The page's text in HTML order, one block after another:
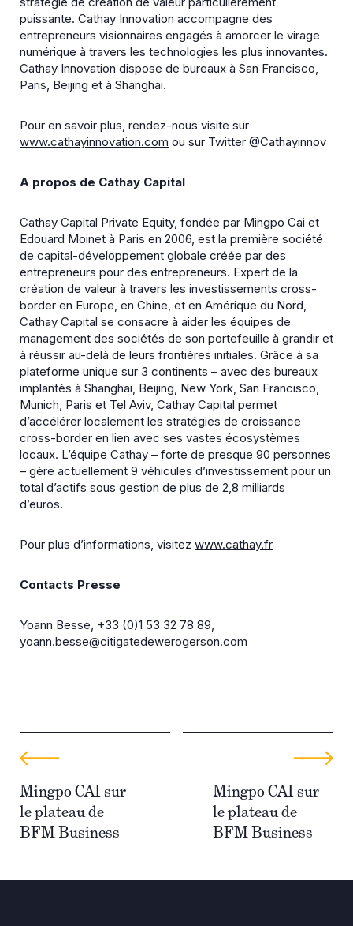
puissante. Cathay Innovation accompagne des
entrepreneurs visionnaires engagés à amorcer le virage
numérique à travers les technologies les plus innovantes.
Cathay Innovation dispose de bureaux à San Francisco,
Paris, Beijing et à Shanghai.
Pour en savoir plus, rendez-nous visite sur
www.cathayinnovation.com ou sur Twitter @Cathayinnov
A propos de Cathay Capital
Cathay Capital Private Equity, fondée par Mingpo Cai et
Edouard Moinet à Paris en 2006, est la première société
de capital-développement globale créée par des
entrepreneurs pour des entrepreneurs. Expert de la
création de valeur à travers les investissements cross-
border en Europe, en Chine, et en Amérique du Nord,
Cathay Capital se consacre à aider les équipes de
management des sociétés de son portefeuille à grandir et
à réussir au-delà de leurs frontières initiales. Grâce à sa
plateforme unique sur 3 continents – avec des bureaux
implantés à Shanghai, Beijing, New York, San Francisco,
Munich, Paris et Tel Aviv, Cathay Capital permet
d’accélérer localement les stratégies de croissance
cross-border en lien avec ses vastes écosystèmes
locaux. L’équipe Cathay – forte de presque 90 personnes
– gère actuellement 9 véhicules d’investissement pour un
total d’actifs sous gestion de plus de 2,8 milliards
d’euros.
Pour plus d’informations, visitez www.cathay.fr
Contacts Presse
Yoann Besse, +33 (0)1 53 32 78 89,
yoann.besse@citigatedewerogerson.com
Mingpo CAI sur
le plateau de
BFM Business
Mingpo CAI sur
le plateau de
BFM Business